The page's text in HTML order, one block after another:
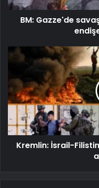
BM: Gazze'de
Kremlin: İsrail-